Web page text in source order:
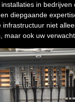
in bedrijven
diepgaande
infrastructuur niet
maar ook uw